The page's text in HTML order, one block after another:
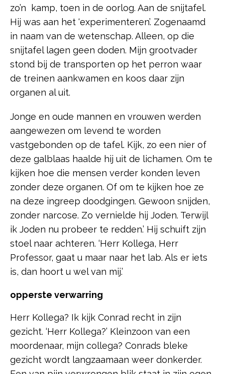
zo’n kamp, toen in de oorlog. Aan de snijtafel.
Hij was aan het ‘experimenteren’. Zogenaamd
in naam van de wetenschap. Alleen, op die
snijtafel lagen geen doden. Mijn grootvader
stond bij de transporten op het perron waar
de treinen aankwamen en koos daar zijn
organen al uit.
Jonge en oude mannen en vrouwen werden
aangewezen om levend te worden
vastgebonden op de tafel. Kijk, zo een nier of
deze galblaas haalde hij uit de lichamen. Om te
kijken hoe die mensen verder konden leven
zonder deze organen. Of om te kijken hoe ze
na deze ingreep doodgingen. Gewoon snijden,
zonder narcose. Zo vernielde hij Joden. Terwijl
ik Joden nu probeer te redden.’ Hij schuift zijn
stoel naar achteren. ‘Herr Kollega, Herr
Professor, gaat u maar naar het lab. Als er iets
is, dan hoort u wel van mij.’
opperste verwarring
Herr Kollega? Ik kijk Conrad recht in zijn
gezicht. ‘Herr Kollega?’ Kleinzoon van een
moordenaar, mijn collega? Conrads bleke
gezicht wordt langzaamaan weer donkerder.